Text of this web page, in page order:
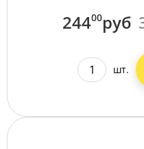
24400руб
шт.